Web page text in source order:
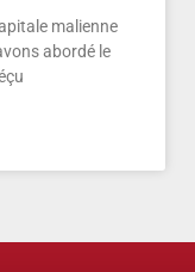
malienne
abordé le